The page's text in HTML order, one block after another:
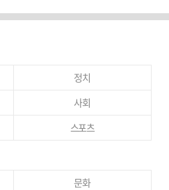
정치
사회
스포츠
문화